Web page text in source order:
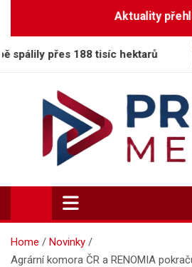
Aktuality
188 tisíc hektarů
Profi-Media.cz
Vaše okno do světa informací
Home
Novinky
Agrární komora ČR a RENOMIA